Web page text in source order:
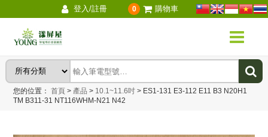
登入/註冊 0 購物車
您的位置：首頁 > 產品 > 10.1~11.6吋 > ES1-131 E3-112 E11 B3 N20H1
TM B311-31 NT116WHM-N21 N42